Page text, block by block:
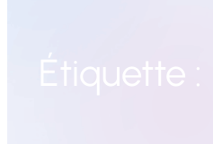
Étiquette :